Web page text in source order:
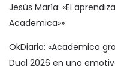
Jesús María: «El
Academica»»
OkDiario: «Academica
Dual 2026 en una